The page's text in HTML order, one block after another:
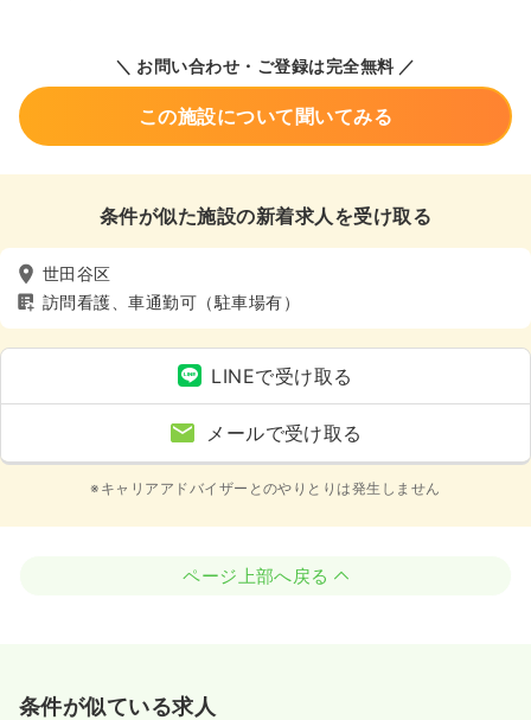
＼ お問い合わせ・ご登録は完全無料 ／
この施設について聞いてみる
条件が似た施設の新着求人を受け取る
世田谷区
訪問看護、車通勤可（駐車場有）
LINEで受け取る
メールで受け取る
※キャリアアドバイザーとのやりとりは発生しません
ページ上部へ戻る
条件が似ている求人